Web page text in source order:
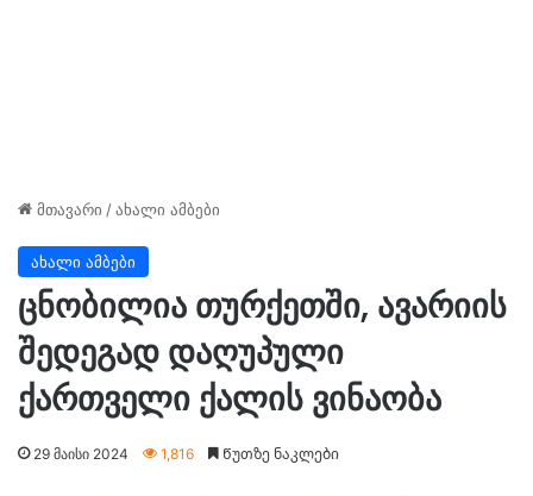
მთავარი /ახალი ამბები
ახალი ამბები
ცნობილია თურქეთში, ავარიის
შედეგად დაღუპული
ქართველი ქალის ვინაობა
29 მაისი 2024 1,816 Წუთზე ნაკლები